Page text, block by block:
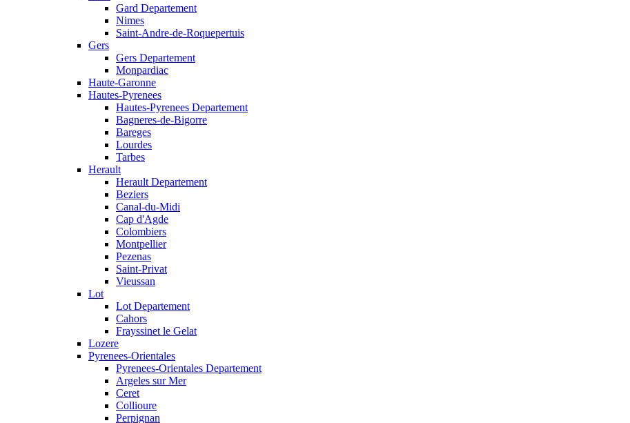
Gard Departement
Nimes
Saint-Andre-de-Roquepertuis
Gers
Gers Departement
Monpardiac
Haute-Garonne
Hautes-Pyrenees
Hautes-Pyrenees Departement
Bagneres-de-Bigorre
Bareges
Lourdes
Tarbes
Herault
Herault Departement
Beziers
Canal-du-Midi
Cap d'Agde
Colombiers
Montpellier
Pezenas
Saint-Privat
Vieussan
Lot
Lot Departement
Cahors
Frayssinet le Gelat
Lozere
Pyrenees-Orientales
Pyrenees-Orientales Departement
Argeles sur Mer
Ceret
Collioure
Perpignan